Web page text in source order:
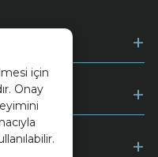
için
Onay